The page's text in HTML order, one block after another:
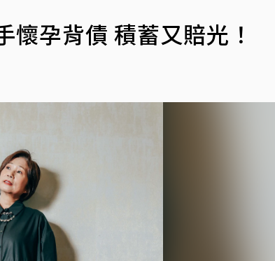
孕背債 積蓄又賠光！